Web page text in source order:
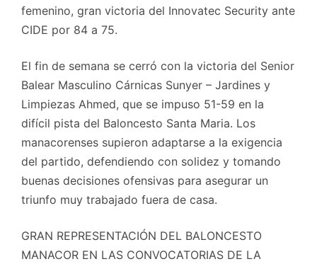
femenino, gran victoria del Innovatec Security ante
CIDE por 84 a 75.
El fin de semana se cerró con la victoria del Senior
Balear Masculino Cárnicas Sunyer – Jardines y
Limpiezas Ahmed, que se impuso 51-59 en la
difícil pista del Baloncesto Santa Maria. Los
manacorenses supieron adaptarse a la exigencia
del partido, defendiendo con solidez y tomando
buenas decisiones ofensivas para asegurar un
triunfo muy trabajado fuera de casa.
GRAN REPRESENTACIÓN DEL BALONCESTO
MANACOR EN LAS CONVOCATORIAS DE LA